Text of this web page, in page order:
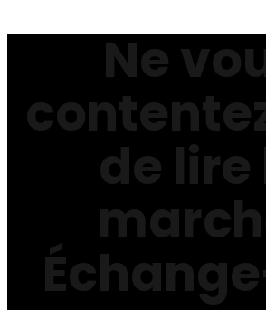
Ne
de lire